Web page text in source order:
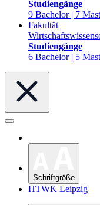
Studiengänge
9 Bachelor | 7
Fakultät
Studiengänge
6 Bachelor | 5
Schriftgröße
HTWK Leipzig